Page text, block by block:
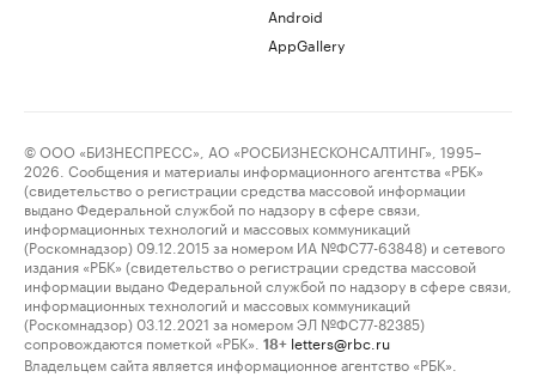
Android
AppGallery
© ООО «БИЗНЕСПРЕСС», АО «РОСБИЗНЕСКОНСАЛТИНГ», 1995–
2026. Сообщения и материалы информационного агентства «РБК»
(свидетельство о регистрации средства массовой информации
выдано Федеральной службой по надзору в сфере связи,
информационных технологий и массовых коммуникаций
(Роскомнадзор) 09.12.2015 за номером ИА №ФС77-63848) и сетевого
издания «РБК» (свидетельство о регистрации средства массовой
информации выдано Федеральной службой по надзору в сфере связи,
информационных технологий и массовых коммуникаций
(Роскомнадзор) 03.12.2021 за номером ЭЛ №ФС77-82385)
сопровождаются пометкой «РБК».
18+ letters@rbc.ru
Владельцем сайта является информационное агентство «РБК».